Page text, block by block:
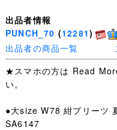
出品者情報
PUNCH_70 (12281)
出品者の商品一覧
★スマホの方は Read
い。
●大size W78 紺プリーツ
SA6147